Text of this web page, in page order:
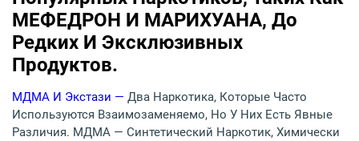
МЕФЕДРОН И МАРИХУАНА, До
Редких И Эксклюзивных
Продуктов.
МДМА И Экстази — Два Наркотика, Которые Часто
Используются Взаимозаменяемо, Но У Них Есть Явные
Различия. МДМА — Синтетический Наркотик, Химически